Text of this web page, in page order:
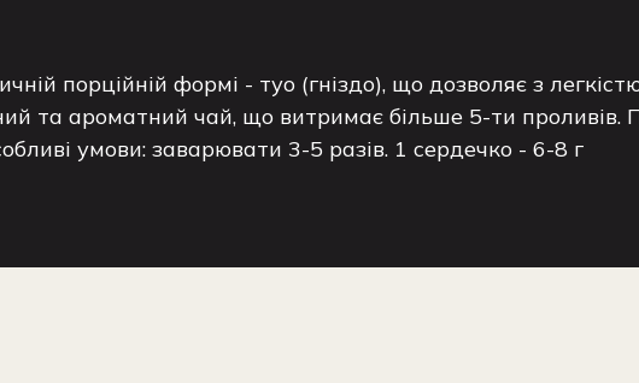
порційній формі - туо (гніздо), що дозволяє з
та ароматний чай, що витримає більше 5-ти проливів.
умови: заварювати 3-5 разів. 1 сердечко - 6-8 г